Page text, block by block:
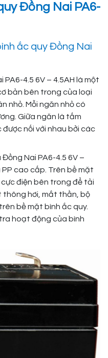
Đồng Nai PA6-
ắc quy Đồng Nai
4.5 6V – 4.5AH là một
bản bên trong của loại
nhỏ. Mỗi ngăn nhỏ có
Giữa ngăn là tấm
nối với nhau bởi các
Nai PA6-4.5 6V –
PP cao cấp. Trên bề mặt
cực điện bên trong để tải
thông hơi, mắt thần, bộ
bề mặt bình ắc quy.
hoạt động của bình